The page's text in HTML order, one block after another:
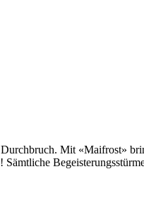
Mit «Maifrost»